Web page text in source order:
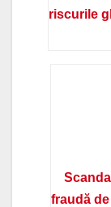
riscurile
fraudă